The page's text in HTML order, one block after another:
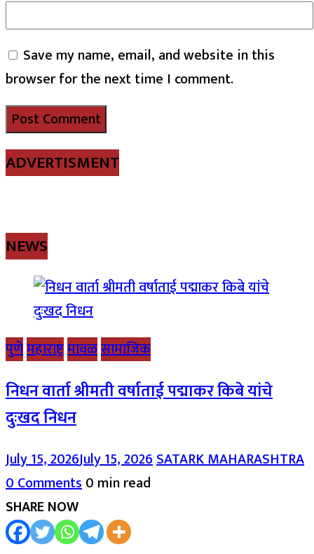
Save my name, email, and website in this
browser for the next time I comment.
ADVERTISMENT
NEWS
पुणेमहाराष्ट्रमावळसामाजिक
निधन वार्ता श्रीमती वर्षाताई पद्माकर किबे यांचे
दुःखद निधन
July 15, 2026July 15, 2026SATARK MAHARASHTRA
0 Comments0 min read
SHARE NOW